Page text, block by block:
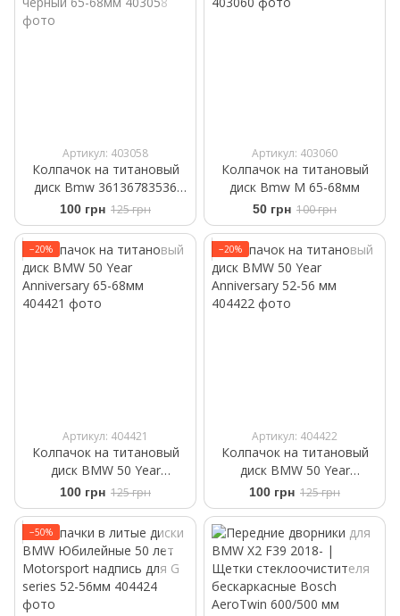
Артикул: 403058
Колпачок на титановый
диск Bmw 36136783536
черный 65-68мм
100 грн 125 грн
Артикул: 403060
Колпачок на титановый
диск Bmw M 65-68мм
50 грн 100 грн
−20%
Артикул: 404421
Колпачок на титановый
диск BMW 50 Year
Anniversary 65-68мм
100 грн 125 грн
−20%
Артикул: 404422
Колпачок на титановый
диск BMW 50 Year
Anniversary 52-56 мм
100 грн 125 грн
−50%